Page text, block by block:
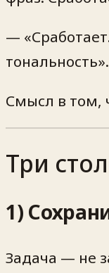
—
тональность».
Смысл в том,
Три
1)
Задача — не